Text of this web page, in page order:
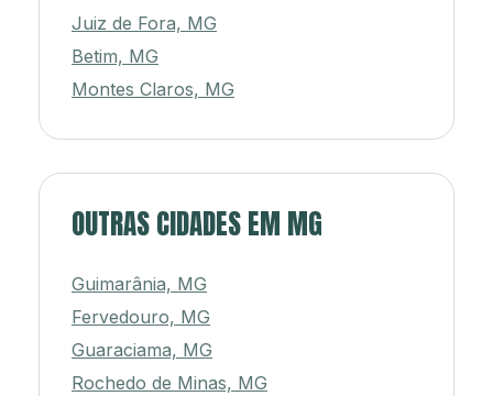
Juiz de Fora, MG
Betim, MG
Montes Claros, MG
OUTRAS CIDADES EM MG
Guimarânia, MG
Fervedouro, MG
Guaraciama, MG
Rochedo de Minas, MG